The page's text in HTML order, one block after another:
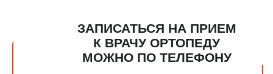
ЗАПИСАТЬСЯ НА ПРИЕМ
К ВРАЧУ ОРТОПЕДУ
МОЖНО ПО ТЕЛЕФОНУ